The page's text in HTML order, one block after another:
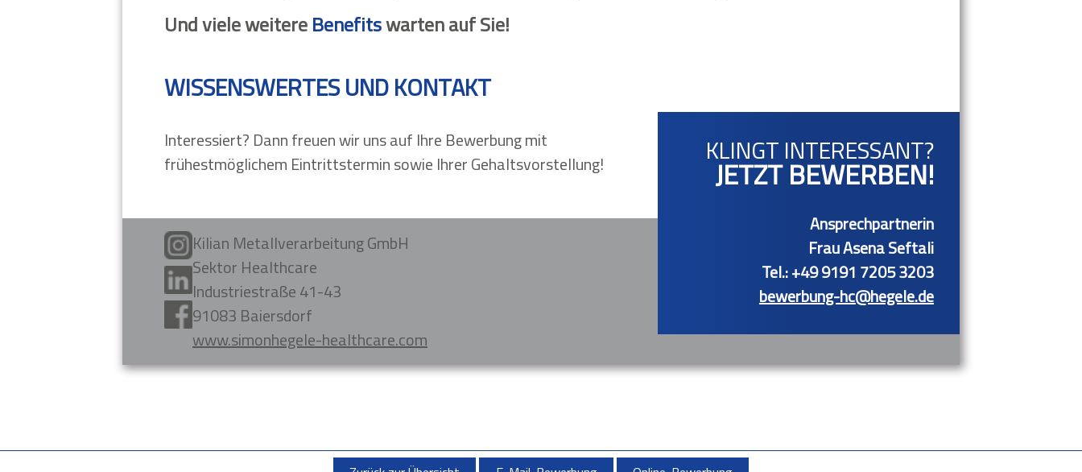
Und viele weitereBenefitswarten auf Sie!
WISSENSWERTES UND KONTAKT
Interessiert? Dann freuen wir uns auf Ihre Bewerbung mit
frühestmöglichem Eintrittstermin sowie Ihrer Gehaltsvorstellung!
KLINGT INTERESSANT?
JETZT BEWERBEN!
Ansprechpartnerin
Frau Asena Seftali
Tel.: +49 9191 7205 3203
bewerbung-hc@hegele.de
Kilian Metallverarbeitung GmbH
Sektor Healthcare
Industriestraße 41-43
91083 Baiersdorf
www.simonhegele-healthcare.com